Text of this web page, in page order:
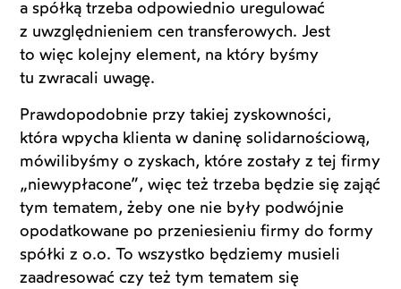
a spółką trzeba odpowiednio uregulować
z uwzględnieniem cen transferowych. Jest
to więc kolejny element, na który byśmy
tu zwracali uwagę.
Prawdopodobnie przy takiej zyskowności,
która wpycha klienta w daninę solidarnościową,
mówilibyśmy o zyskach, które zostały z tej firmy
„niewypłacone”, więc też trzeba będzie się zająć
tym tematem, żeby one nie były podwójnie
opodatkowane po przeniesieniu firmy do formy
spółki z o.o. To wszystko będziemy musieli
zaadresować czy też tym tematem się